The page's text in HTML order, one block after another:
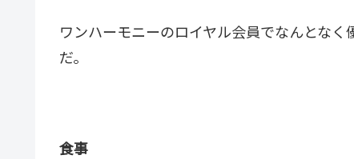
ワンハーモニーのロイヤル会員でなんとな
だ。
食事